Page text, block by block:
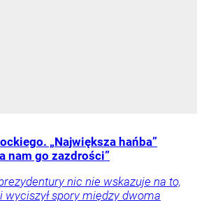
„Największa hańba”
nam go zazdrości”
nic nie wskazuje na to,
spory między dwoma